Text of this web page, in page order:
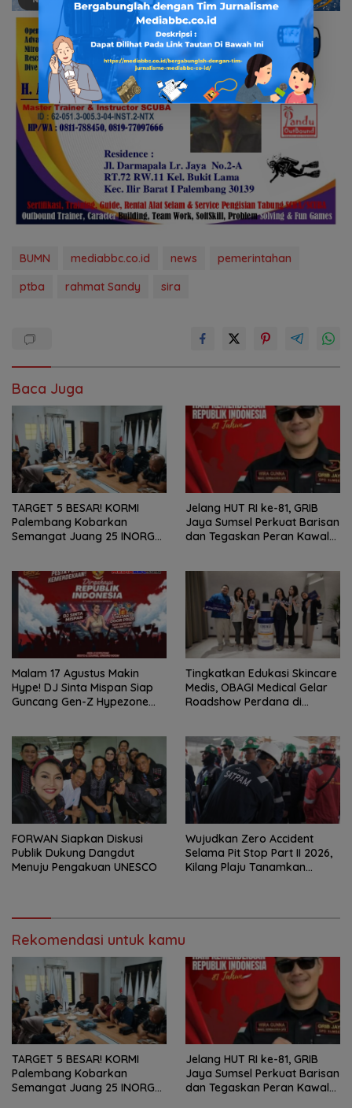
BUMN mediabbc.co.id news
pemerintahan
ptba
rahmat Sandy sira
Baca Juga
TARGET 5 BESAR! KORMI
Palembang Kobarkan
Semangat Juang 25 INORGA
Jelang HUT RI ke-81, GRIB
Jaya Sumsel Perkuat Barisan
dan Tegaskan Peran Kawal
Malam 17 Agustus Makin
Hype! DJ Sinta Mispan Siap
Guncang Gen-Z Hypezone
Tingkatkan Edukasi Skincare
Medis, OBAGI Medical Gelar
Roadshow Perdana di
FORWAN Siapkan Diskusi
Publik Dukung Dangdut
Menuju Pengakuan UNESCO
Wujudkan Zero Accident
Selama Pit Stop Part II 2026,
Kilang Plaju Tanamkan
Rekomendasi untuk kamu
TARGET 5 BESAR! KORMI
Palembang Kobarkan
Semangat Juang 25 INORGA
Jelang HUT RI ke-81, GRIB
Jaya Sumsel Perkuat Barisan
dan Tegaskan Peran Kawal